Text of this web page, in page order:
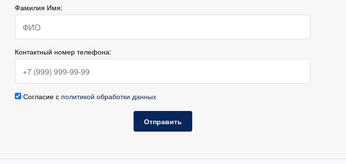
Фамилия Имя:
Контактный номер телефона:
Согласие с политикой обработки данных
Отправить